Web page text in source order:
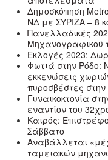
Δημοσκόπηση
ΝΔ με ΣΥΡΙΖΑ – 8
Πανελλαδικές
Μηχανογραφικού
Εκλογές 2023:
Φωτιά στην Ρόδο:
εκκενώσεις
πυροσβέστες
Γυναικοκτονία
εναντίον του
Καιρός:
Σάββατο
Αναβάλλεται
ταμειακών